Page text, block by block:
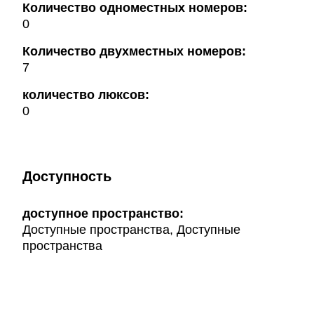
Количество одноместных номеров:
0
Количество двухместных номеров:
7
количество люксов:
0
Доступность
доступное пространство:
Доступные пространства, Доступные
пространства